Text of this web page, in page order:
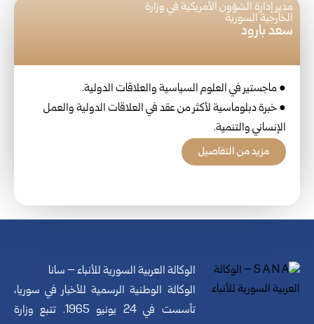
مدير إدارة الشؤون الأمريكية في وزارة
الخارجية السورية
سعد بارود
● ماجستير في العلوم السياسية والعلاقات الدولية.
● خبرة دبلوماسية لأكثر من عقد في العلاقات الدولية والعمل
الإنساني والتنمية.
مزيد من التفاصيل
الوكالة العربية السورية للأنباء – سانا
الوكالة الوطنية الرسمية للأخبار في سوريا،
تأسست في 24 يونيو 1965. تتبع وزارة